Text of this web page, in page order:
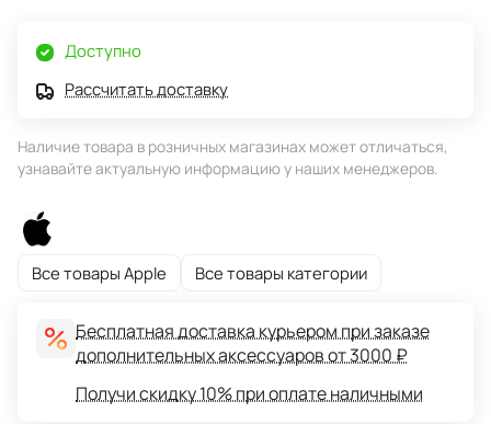
Доступно
Рассчитать доставку
Наличие товара в розничных магазинах может отличаться,
узнавайте актуальную информацию у наших менеджеров.
Все товары Apple Все товары категории
Бесплатная доставка курьером при заказе
дополнительных аксессуаров от 3000 ₽
Получи скидку 10% при оплате наличными